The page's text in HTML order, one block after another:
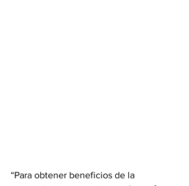
“Para obtener beneficios de la